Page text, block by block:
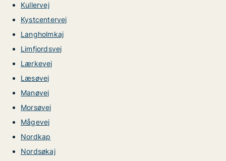
Kullervej
Kystcentervej
Langholmkaj
Limfjordsvej
Lærkevej
Læsøvej
Manøvej
Morsøvej
Mågevej
Nordkap
Nordsøkaj